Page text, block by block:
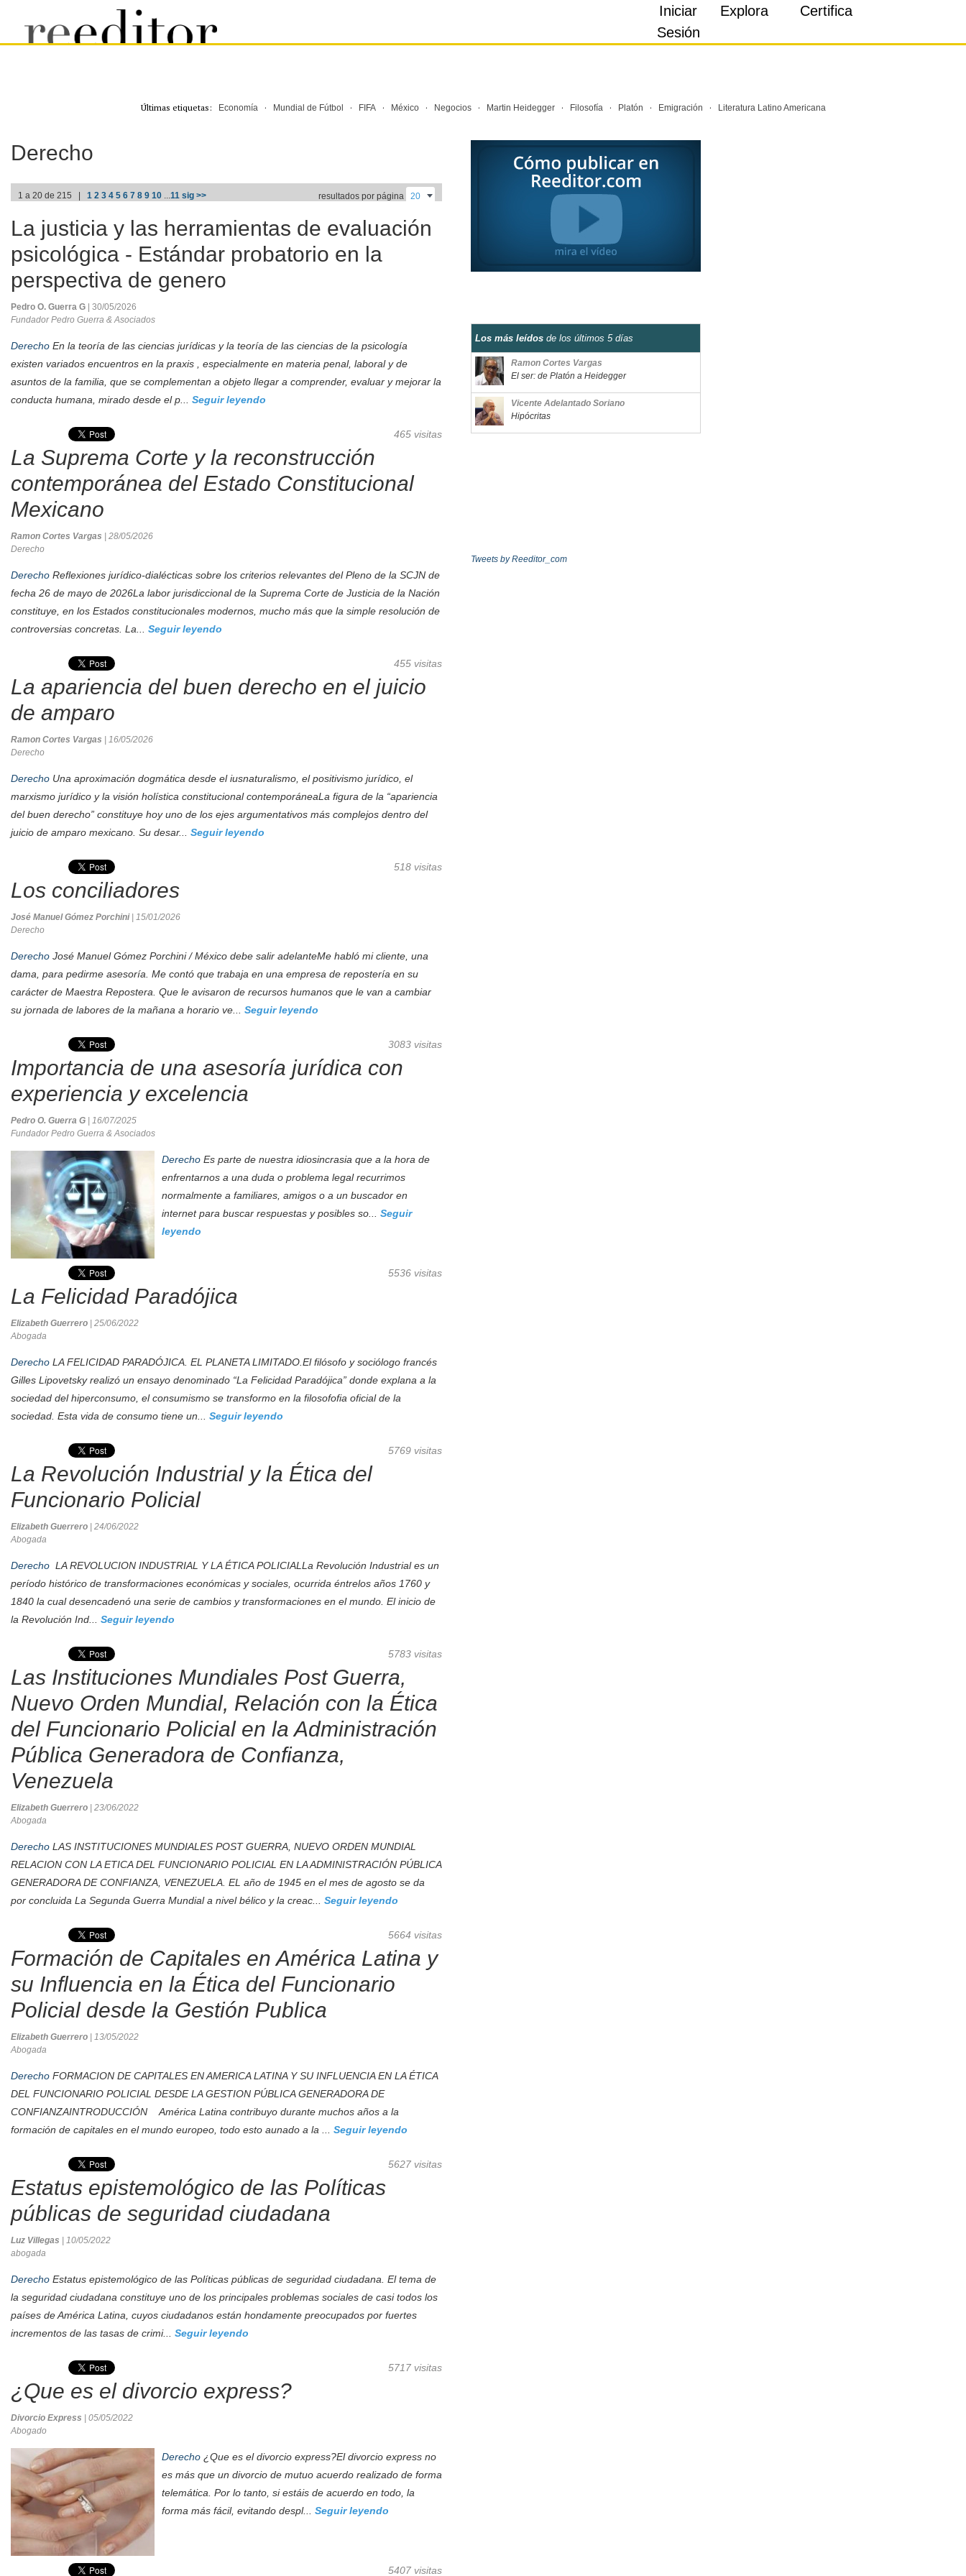
Iniciar
Sesión
Explora Certifica
Últimas etiquetas: Economía· Mundial de Fútbol · FIFA· México· Negocios· Martin Heidegger· Filosofía· Platón · Emigración · Literatura Latino Americana
Derecho
1 a 20 de 215 | 1 2 3 4 5 6 7 8 9 10 ...11 sig >> resultados por página
La justicia y las herramientas de evaluación
psicológica - Estándar probatorio en la
perspectiva de genero
Pedro O. Guerra G
| 30/05/2026
Fundador Pedro Guerra & Asociados
Derecho En la teoría de las ciencias jurídicas y la teoría de las ciencias de la psicología
existen variados encuentros en la praxis , especialmente en materia penal, laboral y de
asuntos de la familia, que se complementan a objeto llegar a comprender, evaluar y mejorar la
conducta humana, mirado desde el p... Seguir leyendo
465 visitas
La Suprema Corte y la reconstrucción
contemporánea del Estado Constitucional
Mexicano
Ramon Cortes Vargas
| 28/05/2026
Derecho
Derecho Reflexiones jurídico-dialécticas sobre los criterios relevantes del Pleno de la SCJN de
fecha 26 de mayo de 2026La labor jurisdiccional de la Suprema Corte de Justicia de la Nación
constituye, en los Estados constitucionales modernos, mucho más que la simple resolución de
controversias concretas. La... Seguir leyendo
455 visitas
La apariencia del buen derecho en el juicio
de amparo
Ramon Cortes Vargas
| 16/05/2026
Derecho
Derecho Una aproximación dogmática desde el iusnaturalismo, el positivismo jurídico, el
marxismo jurídico y la visión holística constitucional contemporáneaLa figura de la “apariencia
del buen derecho” constituye hoy uno de los ejes argumentativos más complejos dentro del
juicio de amparo mexicano. Su desar... Seguir leyendo
518 visitas
Los conciliadores
José Manuel Gómez Porchini | 15/01/2026
Derecho
Derecho José Manuel Gómez Porchini / México debe salir adelanteMe habló mi cliente, una
dama, para pedirme asesoría. Me contó que trabaja en una empresa de repostería en su
carácter de Maestra Repostera. Que le avisaron de recursos humanos que le van a cambiar
su jornada de labores de la mañana a horario ve... Seguir leyendo
3083 visitas
Importancia de una asesoría jurídica con
experiencia y excelencia
Pedro O. Guerra G
| 16/07/2025
Fundador Pedro Guerra & Asociados
Derecho Es parte de nuestra idiosincrasia que a la hora de
enfrentarnos a una duda o problema legal recurrimos
normalmente a familiares, amigos o a un buscador en
internet para buscar respuestas y posibles so... Seguir
leyendo
5536 visitas
La Felicidad Paradójica
Elizabeth Guerrero
| 25/06/2022
Abogada
Derecho LA FELICIDAD PARADÓJICA. EL PLANETA LIMITADO.El filósofo y sociólogo francés
Gilles Lipovetsky realizó un ensayo denominado “La Felicidad Paradójica” donde explana a la
sociedad del hiperconsumo, el consumismo se transformo en la filosofofia oficial de la
sociedad. Esta vida de consumo tiene un... Seguir leyendo
5769 visitas
La Revolución Industrial y la Ética del
Funcionario Policial
Elizabeth Guerrero
| 24/06/2022
Abogada
Derecho LA REVOLUCION INDUSTRIAL Y LA ÉTICA POLICIALLa Revolución Industrial es un
período histórico de transformaciones económicas y sociales, ocurrida éntrelos años 1760 y
1840 la cual desencadenó una serie de cambios y transformaciones en el mundo. El inicio de
la Revolución Ind... Seguir leyendo
5783 visitas
Las Instituciones Mundiales Post Guerra,
Nuevo Orden Mundial, Relación con la Ética
del Funcionario Policial en la Administración
Pública Generadora de Confianza,
Venezuela
Elizabeth Guerrero
| 23/06/2022
Abogada
Derecho LAS INSTITUCIONES MUNDIALES POST GUERRA, NUEVO ORDEN MUNDIAL
RELACION CON LA ETICA DEL FUNCIONARIO POLICIAL EN LA ADMINISTRACIÓN PÚBLICA
GENERADORA DE CONFIANZA, VENEZUELA. EL año de 1945 en el mes de agosto se da
por concluida La Segunda Guerra Mundial a nivel bélico y la creac... Seguir leyendo
5664 visitas
Formación de Capitales en América Latina y
su Influencia en la Ética del Funcionario
Policial desde la Gestión Publica
Elizabeth Guerrero
| 13/05/2022
Abogada
Derecho FORMACION DE CAPITALES EN AMERICA LATINA Y SU INFLUENCIA EN LA ÉTICA
DEL FUNCIONARIO POLICIAL DESDE LA GESTION PÚBLICA GENERADORA DE
CONFIANZAINTRODUCCIÓN América Latina contribuyo durante muchos años a la
formación de capitales en el mundo europeo, todo esto aunado a la ... Seguir leyendo
5627 visitas
Estatus epistemológico de las Políticas
públicas de seguridad ciudadana
Luz Villegas
| 10/05/2022
abogada
Derecho Estatus epistemológico de las Políticas públicas de seguridad ciudadana. El tema de
la seguridad ciudadana constituye uno de los principales problemas sociales de casi todos los
países de América Latina, cuyos ciudadanos están hondamente preocupados por fuertes
incrementos de las tasas de crimi... Seguir leyendo
5717 visitas
¿Que es el divorcio express?
Divorcio Express
| 05/05/2022
Abogado
Derecho ¿Que es el divorcio express?El divorcio express no
es más que un divorcio de mutuo acuerdo realizado de forma
telemática. Por lo tanto, si estáis de acuerdo en todo, la
forma más fácil, evitando despl... Seguir leyendo
5407 visitas
Los más leídos de los últimos 5 días
Ramon Cortes Vargas
El ser: de Platón a Heidegger
Vicente Adelantado Soriano
Hipócritas
Tweets by Reeditor_com